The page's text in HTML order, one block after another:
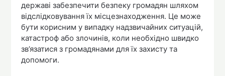
державі забезпечити безпеку громадян шляхом
відслідковування їх місцезнаходження. Це може
бути корисним у випадку надзвичайних ситуацій,
катастроф або злочинів, коли необхідно швидко
зв’язатися з громадянами для їх захисту та
допомоги.